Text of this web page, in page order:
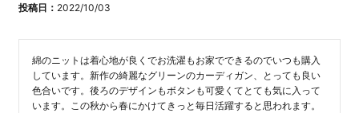
投稿日 2022/10/03
綿のニットは着心地が良くでお洗濯もお家でできるのでいつも購入
しています。新作の綺麗なグリーンのカーディガン、とっても良い
色合いです。後ろのデザインもボタンも可愛くてとても気に入って
います。この秋から春にかけてきっと毎日活躍すると思われます。